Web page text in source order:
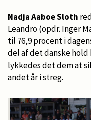
Nadja Aaboe Sloth
Leandro (opdr. Inger
til 76,9 procent i
del af det danske hold
lykkedes det dem at
andet år i streg.